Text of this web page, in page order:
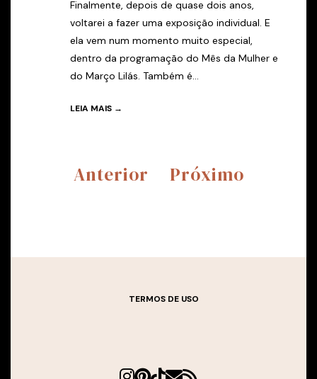
Finalmente, depois de quase dois anos,
voltarei a fazer uma exposição individual. E
ela vem num momento muito especial,
dentro da programação do Mês da Mulher e
do Março Lilás. Também é...
LEIA MAIS →
Anterior Próximo
TERMOS DE USO